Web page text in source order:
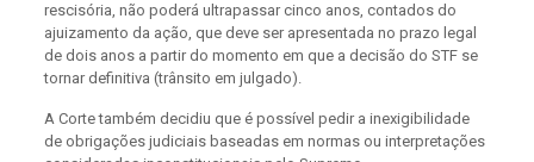
rescisória, não poderá ultrapassar cinco anos, contados do
ajuizamento da ação, que deve ser apresentada no prazo legal
de dois anos a partir do momento em que a decisão do STF se
tornar definitiva (trânsito em julgado).
A Corte também decidiu que é possível pedir a inexigibilidade
de obrigações judiciais baseadas em normas ou interpretações